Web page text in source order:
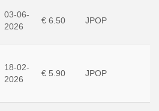
03-06-
2026
€ 6.50 JPOP
18-02-
2026
€ 5.90 JPOP